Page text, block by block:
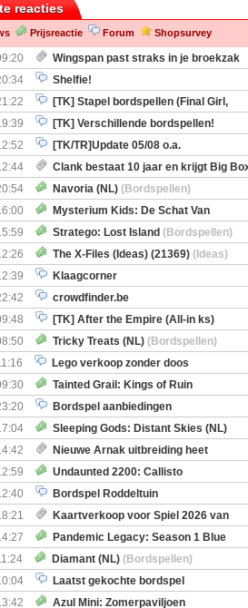
reacties
Prijsreactie Forum Shopsurvey
Wingspan past straks in je broekzak
Shelfie!
[TK] Stapel bordspellen (Final Girl,
Retaliation, Zombicide Invader)
[TK] Verschillende bordspellen!
[TK/TR]Update 05/08 o.a.
Imperium Horizons, 20 Strong
Clank bestaat 10 jaar en krijgt Big
uitbreidingNavoria (NL) (Bordspellen)
Mysterium Kids: De Schat Van
Boe
(Bordspellen)
Stratego: Lost Island (Bordspellen)
The X-Files (Ideas) (21369) (Ideas)
Klaagcorner
crowdfinder.be
[TK] After the Empire (All-in ks)
Tricky Treats (NL) (Bordspellen)
Lego verkoop zonder doos
Tainted Grail: Kings of Ruin
Wyrd Encounters(Bordspellen)
Bordspel aanbiedingen
Sleeping Gods: Distant Skies (NL)
Nieuwe Arnak uitbreiding heet
ShipmentsUndaunted 2200: Callisto
Bordspel Roddeltuin
Kaartverkoop voor Spiel 2026 van
Pandemic Legacy: Season 1 Blue
Diamant (NL) (Bordspellen)
Laatst gekochte bordspel
Azul Mini: Zomerpaviljoen